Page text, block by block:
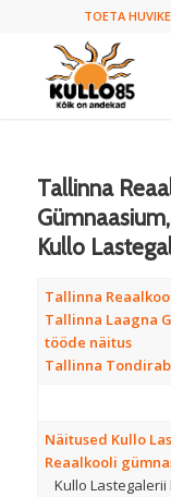
TOETA
Tallinna
Kullo
Tallinna
Tallinna Laagna
tööde näitus
Tallinna
Näitused Kullo
Reaalkooli
Kullo